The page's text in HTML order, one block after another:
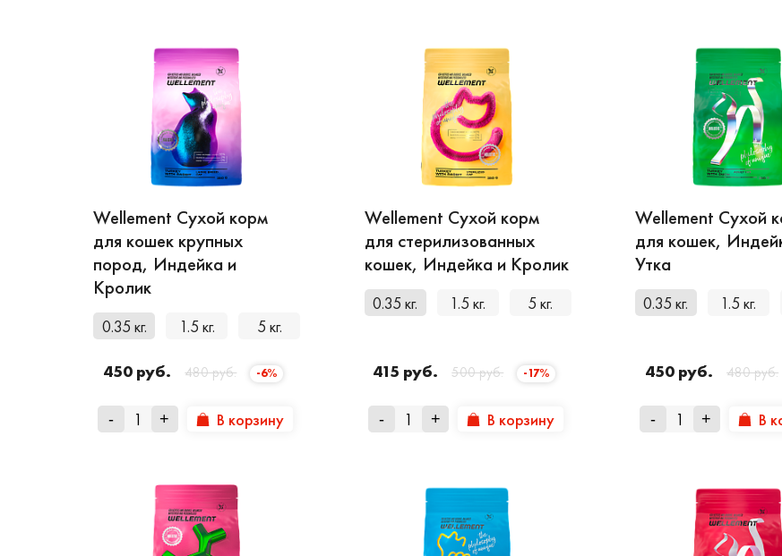
калорийности. Этот продукт создаётся в России, на заводе
сублимированного мяса для домашних животных. Главные
сырья и передовые технологии. И самое главное — все продукты
Система позволит вам самостоятельно собрать уникальные рационы
индивидуальных особенностей. За баланс нутриентов отвечают
разработанных ветеринарными диетологами. Вам остаётся лишь
Wellement Сухой корм
для кошек крупных
пород, Индейка и
Кролик
0.35 кг. 1.5 кг. 5 кг.
450 руб. 480 руб. -6%
- + В корзину
Wellement Сухой корм
для стерилизованных
кошек, Индейка и Кролик
0.35 кг. 1.5 кг. 5 кг.
415 руб. 500 руб. -17%
- + В корзину
Wellement Сухой
для кошек,
Утка
0.35 кг. 1.5 кг.
450 руб. 480 руб.
- + В